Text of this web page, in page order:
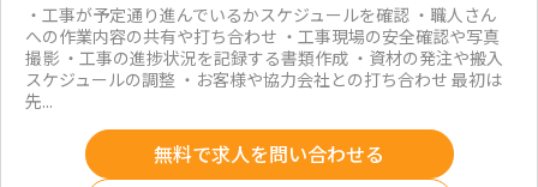
・工事が予定通り進んでいるかスケジュールを確認 ・職人さん
への作業内容の共有や打ち合わせ ・工事現場の安全確認や写真
撮影 ・工事の進捗状況を記録する書類作成 ・資材の発注や搬入
スケジュールの調整 ・お客様や協力会社との打ち合わせ 最初は
先...
無料で求人を問い合わせる